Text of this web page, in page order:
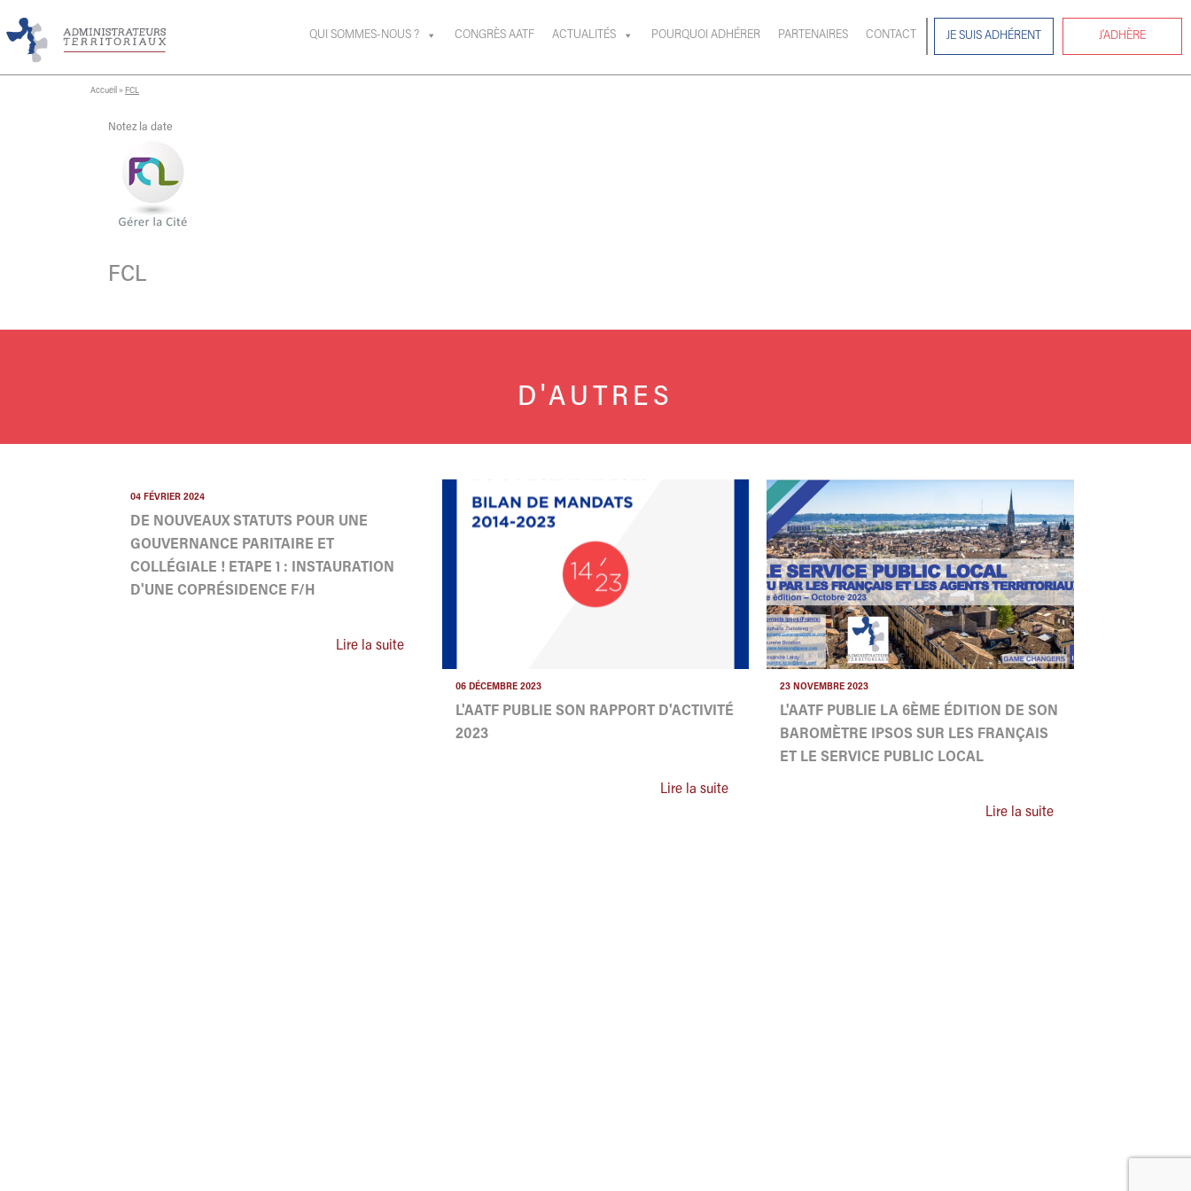
QUI SOMMES-NOUS ? CONGRÈS AATF ACTUALITÉS POURQUOI ADHÉRER PARTENAIRES CONTACT JE SUIS ADHÉRENT J'ADHÈRE
Accueil » FCL
Notez la date
FCL
D'AUTRES
04 FÉVRIER 2024
DE NOUVEAUX STATUTS POUR UNE
GOUVERNANCE PARITAIRE ET
COLLÉGIALE ! ETAPE 1 : INSTAURATION
D'UNE COPRÉSIDENCE F/H
Lire la suite
06 DÉCEMBRE 2023
L'AATF PUBLIE SON RAPPORT D'ACTIVITÉ
2023
Lire la suite
23 NOVEMBRE 2023
L'AATF PUBLIE LA 6ÈME ÉDITION DE SON
BAROMÈTRE IPSOS SUR LES FRANÇAIS
ET LE SERVICE PUBLIC LOCAL
Lire la suite